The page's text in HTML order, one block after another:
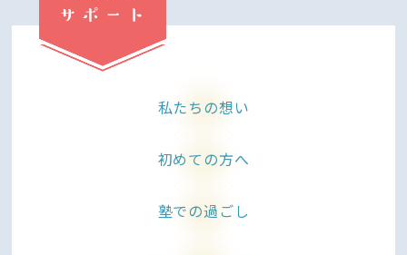
サポート
私たちの想い
初めての方へ
塾での過ごし